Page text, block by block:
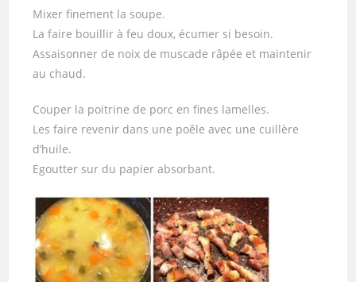
Mixer finement la soupe.
La faire bouillir à feu doux, écumer si besoin.
Assaisonner de noix de muscade râpée et maintenir
au chaud.
Couper la poitrine de porc en fines lamelles.
Les faire revenir dans une poêle avec une cuillère
d’huile.
Egoutter sur du papier absorbant.